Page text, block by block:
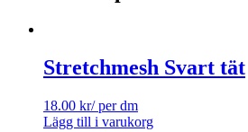
Stretchmesh Svart tät
18.00 kr/ per dm
Lägg till i varukorg